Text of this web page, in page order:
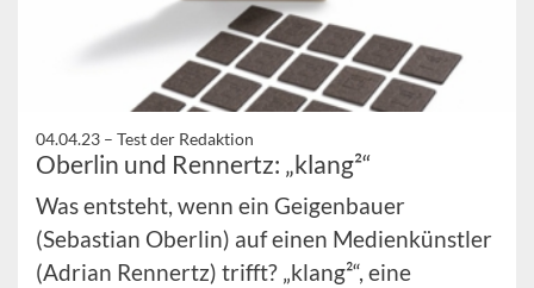
04.04.23 – Test der Redaktion
Oberlin und Rennertz: „klang²“
Was entsteht, wenn ein Geigenbauer
(Sebastian Oberlin) auf einen Medienkünstler
(Adrian Rennertz) trifft? „klang²“, eine